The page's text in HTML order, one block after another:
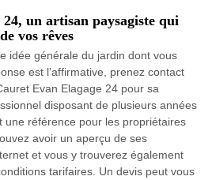
un artisan paysagiste qui
vos rêves
idée générale du jardin dont vous
est l’affirmative, prenez contact
Evan Elagage 24 pour sa
disposant de plusieurs années
une référence pour les propriétaires
avoir un aperçu de ses
et vous y trouverez également
tarifaires. Un devis peut vous